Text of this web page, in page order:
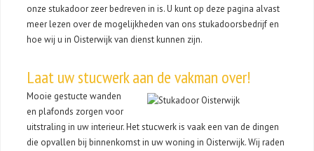
onze stukadoor zeer bedreven in is. U kunt op deze pagina alvast
meer lezen over de mogelijkheden van ons stukadoorsbedrijf en
hoe wij u in Oisterwijk van dienst kunnen zijn.
Laat uw stucwerk aan de vakman over!
Mooie gestucte wanden
en plafonds zorgen voor
uitstraling in uw interieur. Het stucwerk is vaak een van de dingen
die opvallen bij binnenkomst in uw woning in Oisterwijk. Wij raden